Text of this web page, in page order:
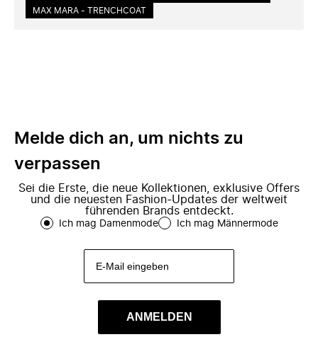
MAX MARA - TRENCHCOAT
Melde dich an, um nichts zu
verpassen
Sei die Erste, die neue Kollektionen, exklusive Offers
und die neuesten Fashion-Updates der weltweit
führenden Brands entdeckt.
Ich mag Damenmode Ich mag Männermode
ANMELDEN